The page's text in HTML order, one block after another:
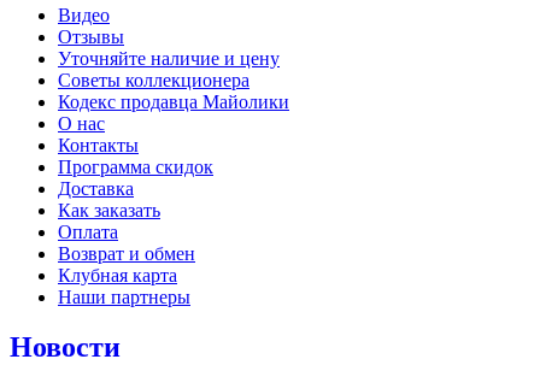
Видео
Отзывы
Уточняйте наличие и цену
Советы коллекционера
Кодекс продавца Майолики
О нас
Контакты
Программа скидок
Доставка
Как заказать
Оплата
Возврат и обмен
Клубная карта
Наши партнеры
Новости